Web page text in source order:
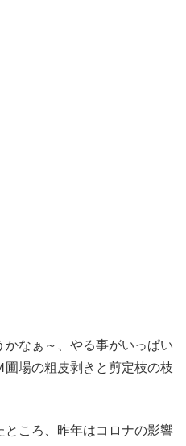
なぁ～、やる事がいっぱい
場の粗皮剥きと剪定枝の枝
ころ、昨年はコロナの影響